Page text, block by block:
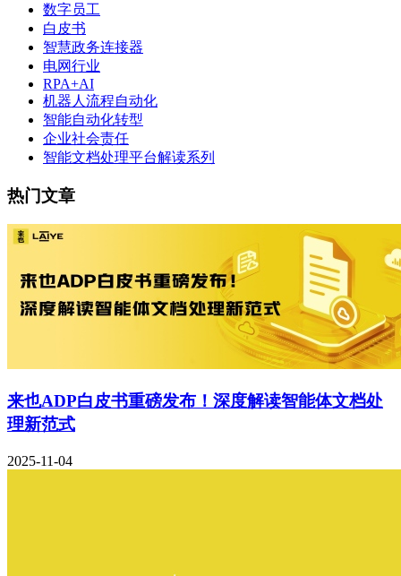
数字员工
白皮书
智慧政务连接器
电网行业
RPA+AI
机器人流程自动化
智能自动化转型
企业社会责任
智能文档处理平台解读系列
热门文章
来也ADP白皮书重磅发布！深度解读智能体文档处
理新范式
2025-11-04